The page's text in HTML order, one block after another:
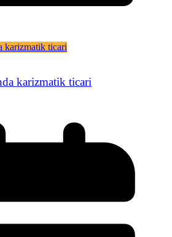
karizmatik ticari